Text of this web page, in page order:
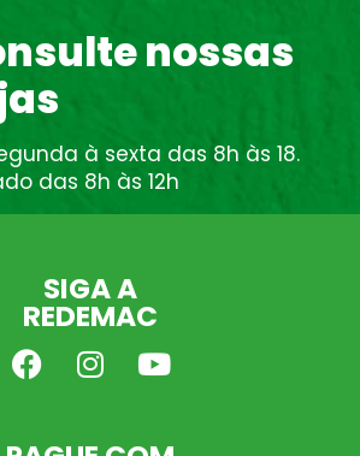
nossas
à sexta das 8h às 18.
das 8h às 12h
SIGA A
REDEMAC